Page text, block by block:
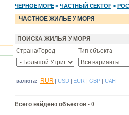
ЧЕРНОЕ МОРЕ > ЧАСТНЫЙ СЕКТОР >
ЧАСТНОЕ ЖИЛЬЕ У МОРЯ
ПОИСКА ЖИЛЬЯ У МОРЯ
Страна/Город
Тип объекта
валюта: RUR | USD | EUR | GBP | UAH
Всего найдено объектов - 0